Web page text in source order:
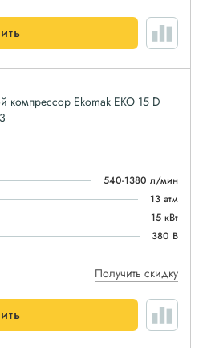
компрессор Ekomak EKO 15 D
540-1380 л/мин
13 атм
15 кВт
380 В
Получить скидку